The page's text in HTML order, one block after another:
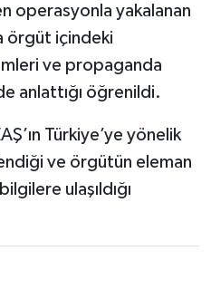
operasyonla yakalanan
örgüt içindeki
ve propaganda
anlattığı öğrenildi.
Türkiye’ye yönelik
ve örgütün eleman
ulaşıldığı